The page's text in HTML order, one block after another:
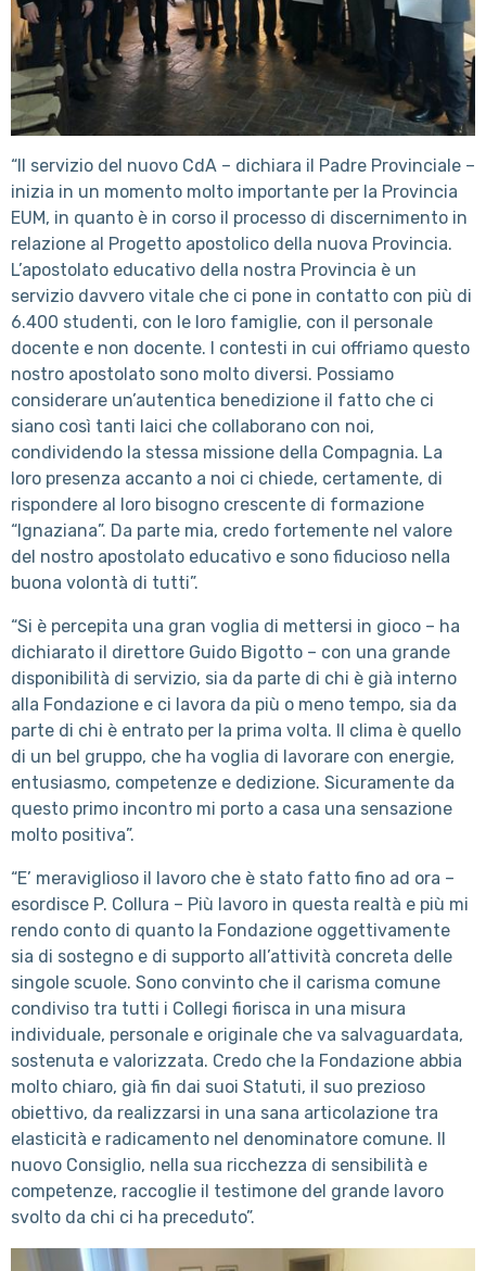
“Il servizio del nuovo CdA – dichiara il Padre Provinciale –
inizia in un momento molto importante per la Provincia
EUM, in quanto è in corso il processo di discernimento in
relazione al Progetto apostolico della nuova Provincia.
L’apostolato educativo della nostra Provincia è un
servizio davvero vitale che ci pone in contatto con più di
6.400 studenti, con le loro famiglie, con il personale
docente e non docente. I contesti in cui offriamo questo
nostro apostolato sono molto diversi. Possiamo
considerare un’autentica benedizione il fatto che ci
siano così tanti laici che collaborano con noi,
condividendo la stessa missione della Compagnia. La
loro presenza accanto a noi ci chiede, certamente, di
rispondere al loro bisogno crescente di formazione
“Ignaziana”. Da parte mia, credo fortemente nel valore
del nostro apostolato educativo e sono fiducioso nella
buona volontà di tutti”.
“Si è percepita una gran voglia di mettersi in gioco – ha
dichiarato il direttore Guido Bigotto – con una grande
disponibilità di servizio, sia da parte di chi è già interno
alla Fondazione e ci lavora da più o meno tempo, sia da
parte di chi è entrato per la prima volta. Il clima è quello
di un bel gruppo, che ha voglia di lavorare con energie,
entusiasmo, competenze e dedizione. Sicuramente da
questo primo incontro mi porto a casa una sensazione
molto positiva”.
“E’ meraviglioso il lavoro che è stato fatto fino ad ora –
esordisce P. Collura – Più lavoro in questa realtà e più mi
rendo conto di quanto la Fondazione oggettivamente
sia di sostegno e di supporto all’attività concreta delle
singole scuole. Sono convinto che il carisma comune
condiviso tra tutti i Collegi fiorisca in una misura
individuale, personale e originale che va salvaguardata,
sostenuta e valorizzata. Credo che la Fondazione abbia
molto chiaro, già fin dai suoi Statuti, il suo prezioso
obiettivo, da realizzarsi in una sana articolazione tra
elasticità e radicamento nel denominatore comune. Il
nuovo Consiglio, nella sua ricchezza di sensibilità e
competenze, raccoglie il testimone del grande lavoro
svolto da chi ci ha preceduto”.